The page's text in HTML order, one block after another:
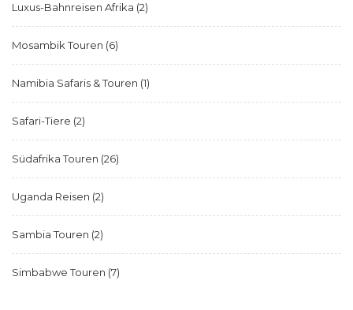
Luxus-Bahnreisen Afrika (2)
Mosambik Touren (6)
Namibia Safaris & Touren (1)
Safari-Tiere (2)
Südafrika Touren (26)
Uganda Reisen (2)
Sambia Touren (2)
Simbabwe Touren (7)